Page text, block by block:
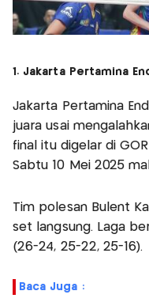
1. Jakarta Pertamina
Jakarta Pertamina
juara usai
final itu digelar di
Sabtu 10 Mei 2025
Tim polesan Bulent
set langsung. Laga
(26-24, 25-22, 25-16).
Baca Juga :